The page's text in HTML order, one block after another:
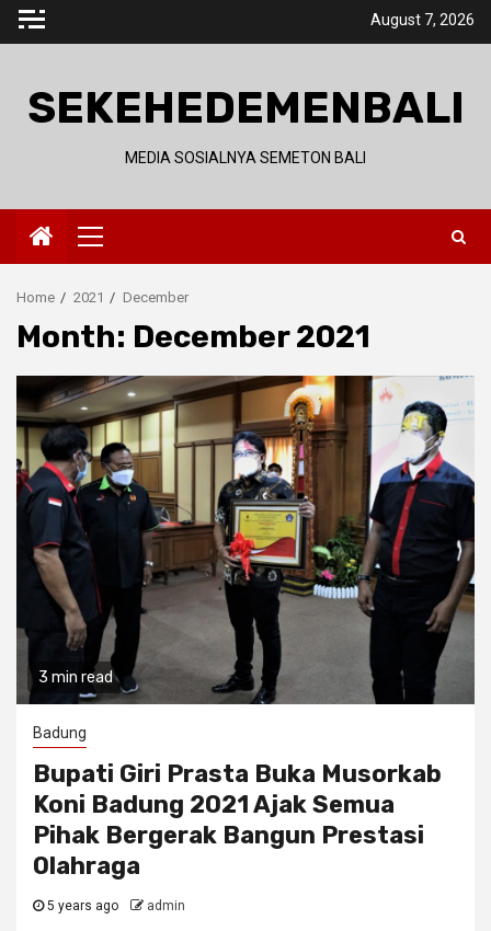
Skip
August 7, 2026
SEKEHEDEMENBALI
MEDIA SOSIALNYA SEMETON BALI
Primary
Menu
Home 2021 December
Month: December 2021
3 min read
Badung
Bupati Giri Prasta Buka Musorkab
Koni Badung 2021 Ajak Semua
Pihak Bergerak Bangun Prestasi
Olahraga
5 years ago admin